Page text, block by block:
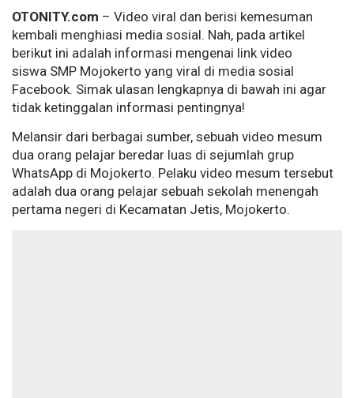
OTONITY.com – Video viral dan berisi kemesuman
kembali menghiasi media sosial. Nah, pada artikel
berikut ini adalah informasi mengenai link video
siswa SMP Mojokerto yang viral di media sosial
Facebook. Simak ulasan lengkapnya di bawah ini agar
tidak ketinggalan informasi pentingnya!
Melansir dari berbagai sumber, sebuah video mesum
dua orang pelajar beredar luas di sejumlah grup
WhatsApp di Mojokerto. Pelaku video mesum tersebut
adalah dua orang pelajar sebuah sekolah menengah
pertama negeri di Kecamatan Jetis, Mojokerto.